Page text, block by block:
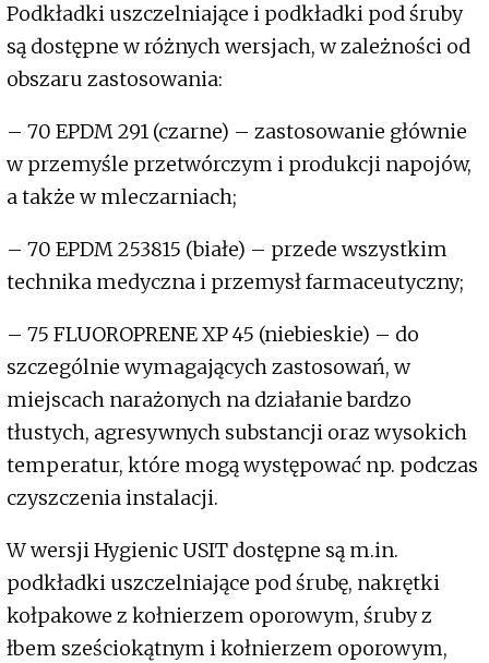
Podkładki uszczelniające i podkładki pod śruby
są dostępne w różnych wersjach, w zależności od
obszaru zastosowania:
– 70 EPDM 291 (czarne) – zastosowanie głównie
w przemyśle przetwórczym i produkcji napojów,
a także w mleczarniach;
– 70 EPDM 253815 (białe) – przede wszystkim
technika medyczna i przemysł farmaceutyczny;
– 75 FLUOROPRENE XP 45 (niebieskie) – do
szczególnie wymagających zastosowań, w
miejscach narażonych na działanie bardzo
tłustych, agresywnych substancji oraz wysokich
temperatur, które mogą występować np. podczas
czyszczenia instalacji.
W wersji Hygienic USIT dostępne są m.in.
podkładki uszczelniające pod śrubę, nakrętki
kołpakowe z kołnierzem oporowym, śruby z
łbem sześciokątnym i kołnierzem oporowym,